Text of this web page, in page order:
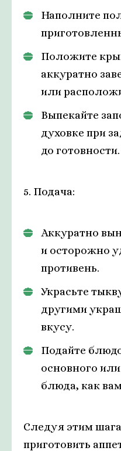
Наполните
Положите
аккуратно
или
Выпекайте
духовке при
до готовности.
5. Подача:
Аккуратно
и осторожно
противень.
Украсьте
другими
вкусу.
Подайте
основного
блюда, как
Следуя этим
приготовить